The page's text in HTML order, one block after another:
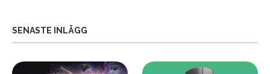
SENASTE INLÄGG